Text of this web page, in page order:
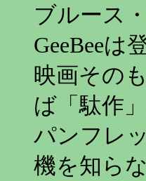
ブルース
GeeBeeは
映画その
ば「駄作
パンフレ
機を知ら